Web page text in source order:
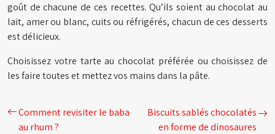
goût de chacune de ces recettes. Qu’ils soient au chocolat au
lait, amer ou blanc, cuits ou réfrigérés, chacun de ces desserts
est délicieux.
Choisissez votre tarte au chocolat préférée ou choisissez de
les faire toutes et mettez vos mains dans la pâte.
Comment revisiter le baba
au rhum ?
Biscuits sablés chocolatés
en forme de dinosaures